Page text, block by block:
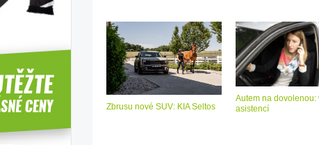
Zbrusu nové SUV: KIA Seltos
Autem na dovolenou:
asistencí